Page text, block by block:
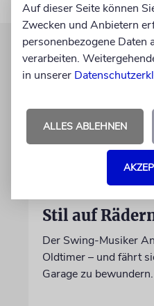
Stil auf
Der Swing-Musiker
Oldtimer – und fährt
Garage zu
Auf dieser Seite können
Zwecken und Anbietern
personenbezogene Daten
verarbeiten.
in unserer
ALLES ABLEHNEN